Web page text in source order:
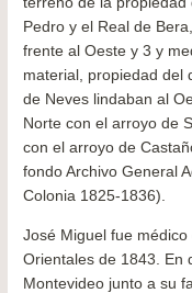
Pedro y el Real de
frente al Oeste y 3 y
material, propiedad del
de Neves lindaban al
Norte con el arroyo de
con el arroyo de
fondo Archivo General
Colonia 1825-1836).
José Miguel fue
Orientales de 1843. En
Montevideo junto a su